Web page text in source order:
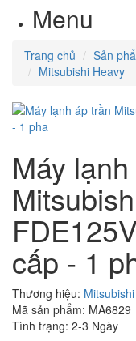
Menu
Trang chủ Sản
Mitsubishi Heavy
Máy
cấp - 1
Thương hiệu:
Mã sản phẩm: MA6829
Tình trạng: 2-3 Ngày